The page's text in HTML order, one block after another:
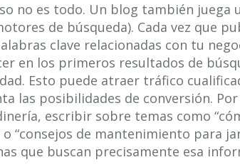
no es todo. Un blog también juega
de búsqueda). Cada vez que
clave relacionadas con tu
en los primeros resultados de
Esto puede atraer tráfico
las posibilidades de conversión.
escribir sobre temas como
o “consejos de mantenimiento para
que buscan precisamente esa